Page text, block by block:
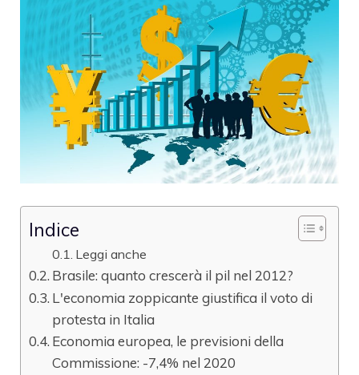
Indice
Leggi anche
Brasile: quanto crescerà il pil nel 2012?
L'economia zoppicante giustifica il voto di
protesta in Italia
Economia europea, le previsioni della
Commissione: -7,4% nel 2020